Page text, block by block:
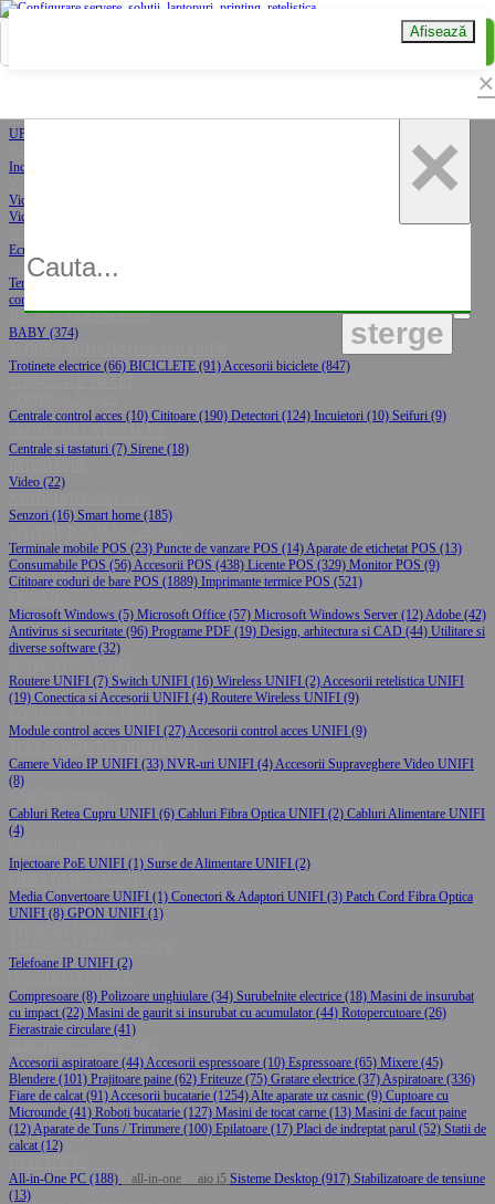
Afisează
Prețuri B2B pentru compania
UPS-URI
UPS (746)
Incarcatoare baterii (86)
Video proiectoare (167)
Video proiectoare (31)
Ecrane signage (86)
CLIMATIZARE & INCALZIRE
Termostate ambientale (18)
conditionat / ventilatoare / umidificatoare (227)
JUCARII, COPII & BEBE
BABY (374)
Trotinete electrice (66) BICICLETE (91)Accesorii biciclete (847)
Centrale control acces (10) Cititoare (190) Detectori (124) Incuietori (10) Seifuri (9)
Centrale si tastaturi (7) Sirene (18)
Video (22)
Senzori (16) Smart home (185)
Terminale mobile POS (23) Puncte de vanzare POS (14)Aparate de etichetat POS (13)
Consumabile POS (56)Accesorii POS (438) Licente POS (329) Monitor POS (9)
Cititoare coduri de bare POS (1889) Imprimante termice POS (521)
Microsoft Windows (5) Microsoft Office (57) Microsoft Windows Server (12)Adobe (42)
Antivirus si securitate (96) Programe PDF (19) Design, arhitectura si CAD (44) Utilitare si
diverse software (32)
Routere UNIFI (7) Switch UNIFI (16) Wireless UNIFI (2)Accesorii retelistica UNIFI
(19) Conectica si Accesorii UNIFI (4) Routere Wireless UNIFI (9)
Module control acces UNIFI (27)Accesorii control acces UNIFI (9)
Camere Video IP UNIFI (33) NVR-uri UNIFI (4)Accesorii Supraveghere Video UNIFI
(8)
Cabluri Retea Cupru UNIFI (6) Cabluri Fibra Optica UNIFI (2) Cabluri Alimentare UNIFI
(4)
Injectoare PoE UNIFI (1) Surse de Alimentare UNIFI (2)
Media Convertoare UNIFI (1) Conectori & Adaptori UNIFI (3) Patch Cord Fibra Optica
UNIFI (8) GPON UNIFI (1)
Telefoane IP UNIFI (2)
Compresoare (8) Polizoare unghiulare (34) Surubelnite electrice (18) Masini de insurubat
cu impact (22) Masini de gaurit si insurubat cu acumulator (44) Rotopercutoare (26)
Fierastraie circulare (41)
Accesorii aspiratoare (44)Accesorii espressoare (10) Espressoare (65) Mixere (45)
Blendere (101) Prajitoare paine (62) Friteuze (75) Gratare electrice (37)Aspiratoare (336)
Fiare de calcat (91)Accesorii bucatarie (1254)Alte aparate uz casnic (9) Cuptoare cu
Microunde (41) Roboti bucatarie (127) Masini de tocat carne (13) Masini de facut paine
(12)Aparate de Tuns / Trimmere (100) Epilatoare (17) Placi de indreptat parul (52) Statii de
calcat (12)
All-in-One PC (188)
all-in-one aio i5 Sisteme Desktop (917) Stabilizatoare de tensiune
(13)
×
×
sterge